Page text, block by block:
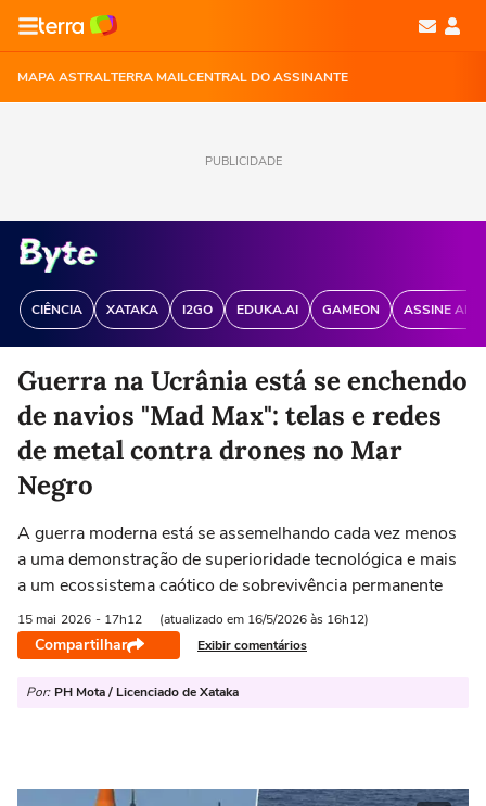
MAPA ASTRALTERRA MAILCENTRAL DO ASSINANTE
PUBLICIDADE
CIÊNCIA XATAKA I2GO EDUKA.AI GAMEON ASSINE
Guerra na Ucrânia está se enchendo
de navios "Mad Max": telas e redes
de metal contra drones no Mar
Negro
A guerra moderna está se assemelhando cada vez menos
a uma demonstração de superioridade tecnológica e mais
a um ecossistema caótico de sobrevivência permanente
15 mai 2026 - 17h12 (atualizado em 16/5/2026 às 16h12)
Compartilhar Exibir comentários
Por: PH Mota / Licenciado de Xataka